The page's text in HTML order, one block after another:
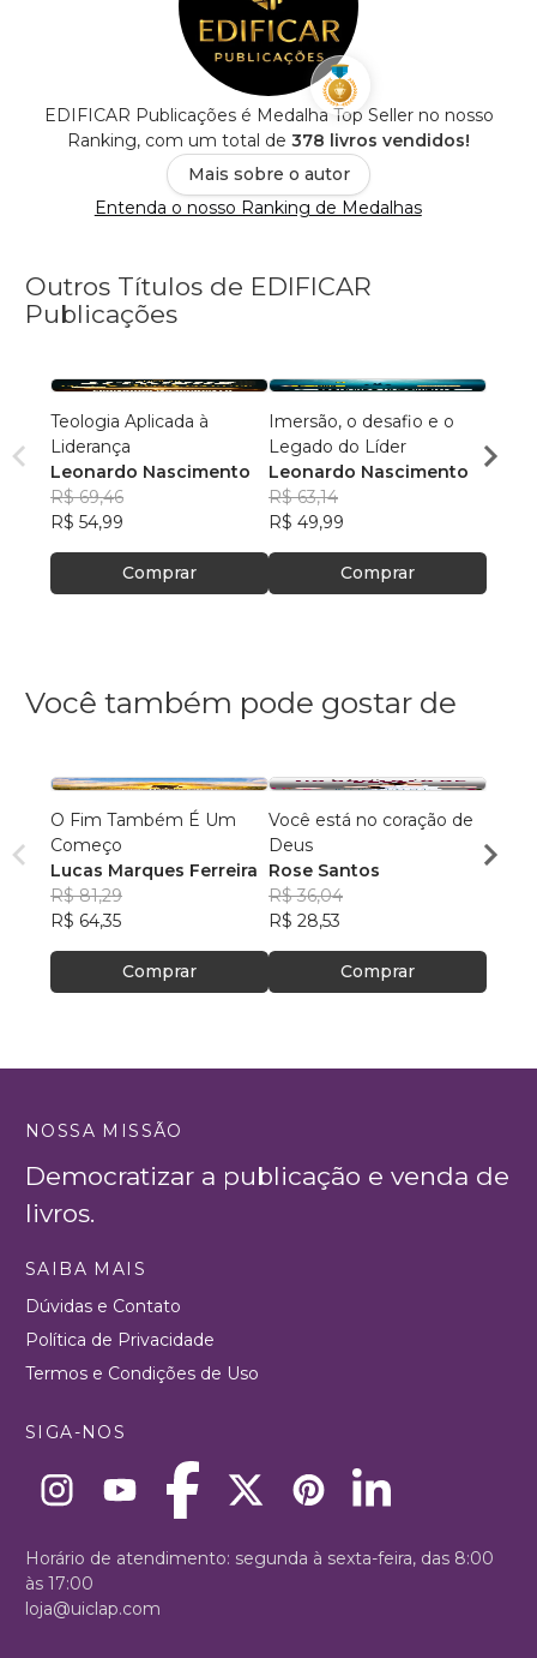
EDIFICAR Publicações é Medalha Top Seller no nosso
Ranking, com um total de 378 livros vendidos!
Mais sobre o autor
Entenda o nosso Ranking de Medalhas
Outros Títulos de EDIFICAR
Publicações
Teologia Aplicada à
Liderança
Leonardo Nascimento
R$ 69,46
R$ 54,99
Comprar
Imersão, o desafio e o
Legado do Líder
Leonardo Nascimento
R$ 63,14
R$ 49,99
Comprar
Você também pode gostar de
O Fim Também É Um
Começo
Lucas Marques Ferreira
R$ 81,29
R$ 64,35
Comprar
Você está no coração de
Deus
Rose Santos
R$ 36,04
R$ 28,53
Comprar
NOSSA MISSÃO
Democratizar a publicação e venda de
livros.
SAIBA MAIS
Dúvidas e Contato
Política de Privacidade
Termos e Condições de Uso
SIGA-NOS
Horário de atendimento: segunda à sexta-feira, das 8:00
às 17:00
loja@uiclap.com